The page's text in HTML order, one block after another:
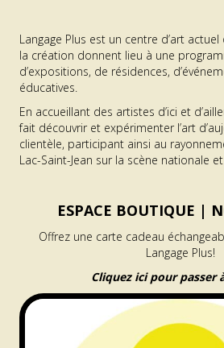
Langage Plus est un centre d’art
la création donnent lieu à une
d’expositions, de résidences,
éducatives.
En accueillant des artistes d’ici et
fait découvrir et expérimenter l’art
clientèle, participant ainsi au
Lac-Saint-Jean sur la scène nationale
ESPACE BOUTIQUE |
Offrez une carte cadeau
Langage Plus!
Cliquez ici pour passer